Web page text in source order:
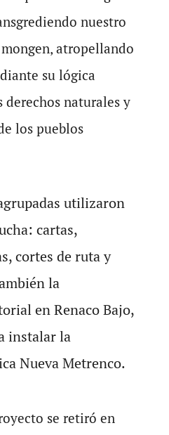
nuestro
atropellando
su lógica
naturales y
los pueblos
utilizaron
cartas,
cortes de ruta y
la
en Renaco Bajo,
instalar la
Nueva Metrenco.
se retiró en